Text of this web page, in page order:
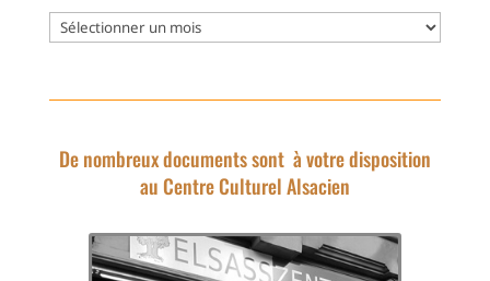
Archives
De nombreux documents sont à votre disposition
au Centre Culturel Alsacien